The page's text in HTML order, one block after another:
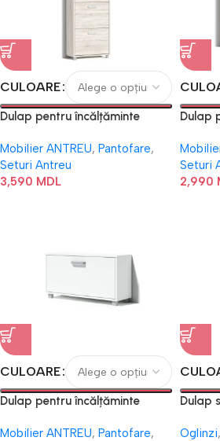
CULOARE
Dulap pentru încălțăminte
Mobilier ANTREU, Pantofare,
Seturi Antreu
3,590 MDL
Dulap
Seturi
2,990
CULOARE
Dulap pentru încălțăminte
Mobilier ANTREU, Pantofare,
Dulap
Oglinzi,